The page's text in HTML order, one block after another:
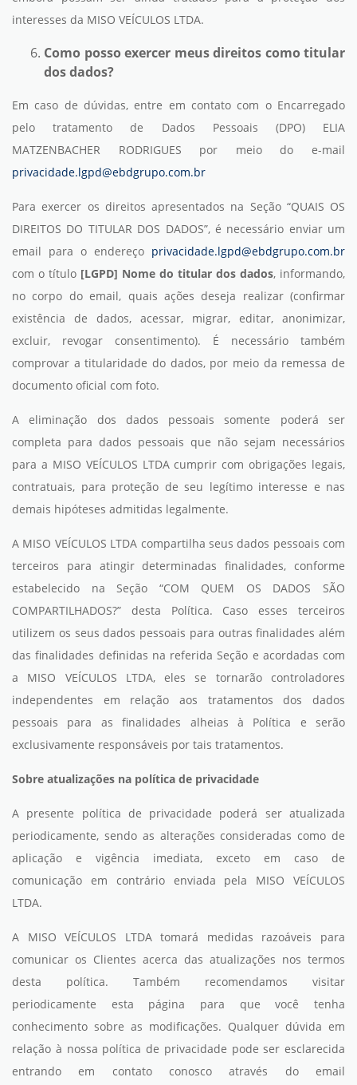
interesses da MISO VEÍCULOS LTDA.
Como posso exercer meus direitos como titular
dos dados?
Em caso de dúvidas, entre em contato com o Encarregado
pelo tratamento de Dados Pessoais (DPO) ELIA
MATZENBACHER RODRIGUES por meio do e-mail
privacidade.lgpd@ebdgrupo.com.br
Para exercer os direitos apresentados na Seção “QUAIS OS
DIREITOS DO TITULAR DOS DADOS”, é necessário enviar um
email para o endereço privacidade.lgpd@ebdgrupo.com.br
com o título [LGPD] Nome do titular dos dados, informando,
no corpo do email, quais ações deseja realizar (confirmar
existência de dados, acessar, migrar, editar, anonimizar,
excluir, revogar consentimento). É necessário também
comprovar a titularidade do dados, por meio da remessa de
documento oficial com foto.
A eliminação dos dados pessoais somente poderá ser
completa para dados pessoais que não sejam necessários
para a MISO VEÍCULOS LTDA cumprir com obrigações legais,
contratuais, para proteção de seu legítimo interesse e nas
demais hipóteses admitidas legalmente.
A MISO VEÍCULOS LTDA compartilha seus dados pessoais com
terceiros para atingir determinadas finalidades, conforme
estabelecido na Seção “COM QUEM OS DADOS SÃO
COMPARTILHADOS?” desta Política. Caso esses terceiros
utilizem os seus dados pessoais para outras finalidades além
das finalidades definidas na referida Seção e acordadas com
a MISO VEÍCULOS LTDA, eles se tornarão controladores
independentes em relação aos tratamentos dos dados
pessoais para as finalidades alheias à Política e serão
exclusivamente responsáveis por tais tratamentos.
Sobre atualizações na política de privacidade
A presente política de privacidade poderá ser atualizada
periodicamente, sendo as alterações consideradas como de
aplicação e vigência imediata, exceto em caso de
comunicação em contrário enviada pela MISO VEÍCULOS
LTDA.
A MISO VEÍCULOS LTDA tomará medidas razoáveis para
comunicar os Clientes acerca das atualizações nos termos
desta política. Também recomendamos visitar
periodicamente esta página para que você tenha
conhecimento sobre as modificações. Qualquer dúvida em
relação à nossa política de privacidade pode ser esclarecida
entrando em contato conosco através do email